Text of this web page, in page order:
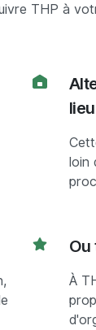
THP à
loin
Ou
À